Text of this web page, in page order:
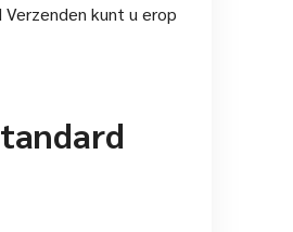
kunt u erop